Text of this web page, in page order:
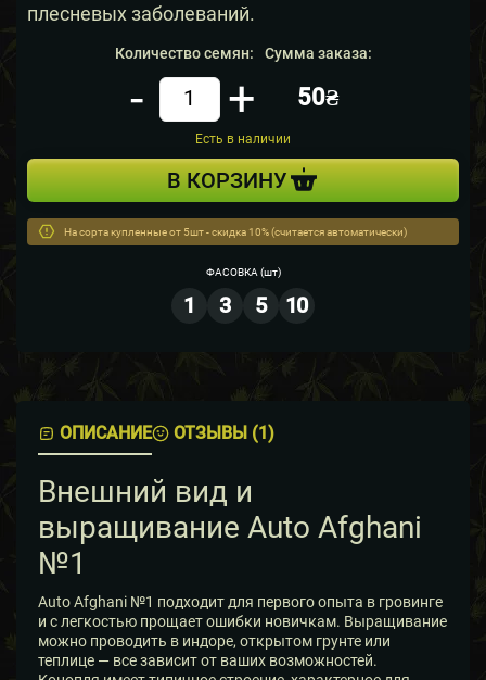
плесневых заболеваний.
Количество семян:
Кол-во
- +
Сумма заказа:
50₴
Есть в наличии
В КОРЗИНУ
На сорта купленные от 5шт - скидка 10% (считается автоматически)
ФАСОВКА (шт)
1 3 5 10
ОПИСАНИЕ ОТЗЫВЫ (1)
Внешний вид и
выращивание Auto Afghani
№1
Auto Afghani №1 подходит для первого опыта в гровинге
и с легкостью прощает ошибки новичкам. Выращивание
можно проводить в индоре, открытом грунте или
теплице — все зависит от ваших возможностей.